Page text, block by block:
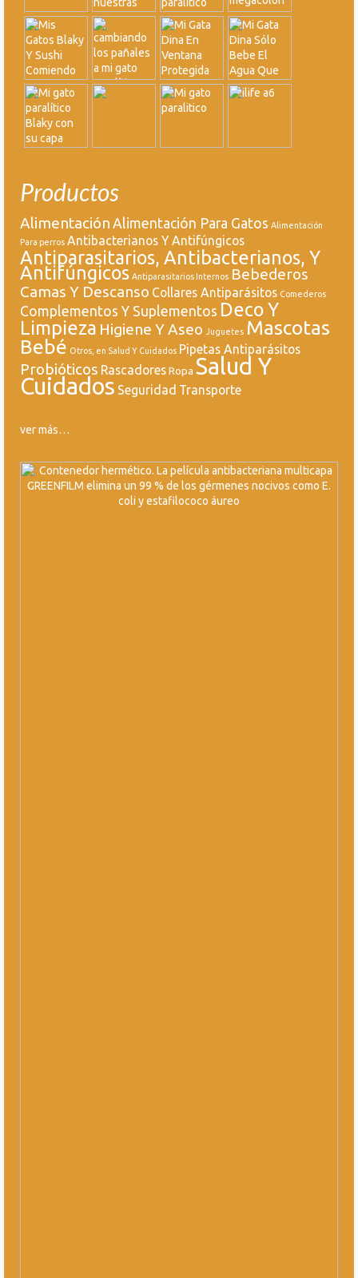
Productos
Alimentación Alimentación Para Gatos Alimentación
Para perros Antibacterianos Y Antifúngicos
Antiparasitarios, Antibacterianos, Y
Antifúngicos Antiparasitarios Internos Bebederos
Camas Y Descanso Collares Antiparásitos Comederos
Complementos Y Suplementos Deco Y
Limpieza Higiene Y Aseo Juguetes Mascotas
Bebé Otros, en Salud Y Cuidados Pipetas Antiparásitos
Probióticos RascadoresRopa Salud Y
Cuidados Seguridad Transporte
ver más…